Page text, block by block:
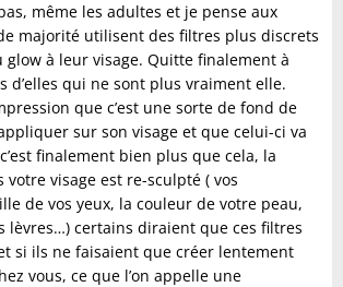
même les adultes et je pense aux
majorité utilisent des filtres plus discrets
à leur visage. Quitte finalement à
d’elles qui ne sont plus vraiment elle.
que c’est une sorte de fond de
sur son visage et que celui-ci va
finalement bien plus que cela, la
visage est re-sculpté ( vos
de vos yeux, la couleur de votre peau,
lèvres…) certains diraient que ces filtres
si ils ne faisaient que créer lentement
vous, ce que l’on appelle une